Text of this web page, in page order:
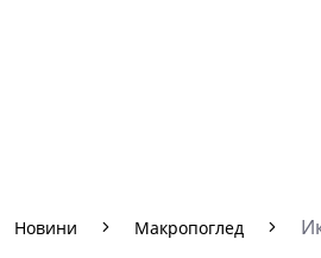
Новини Макропоглед